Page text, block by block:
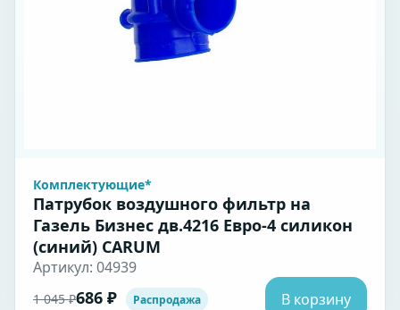
Комплектующие*
Патрубок воздушного фильтр на
Газель Бизнес дв.4216 Евро-4 силикон
(синий) CARUM
Артикул: 04939
1 045 ₽686 ₽ Распродажа В корзину